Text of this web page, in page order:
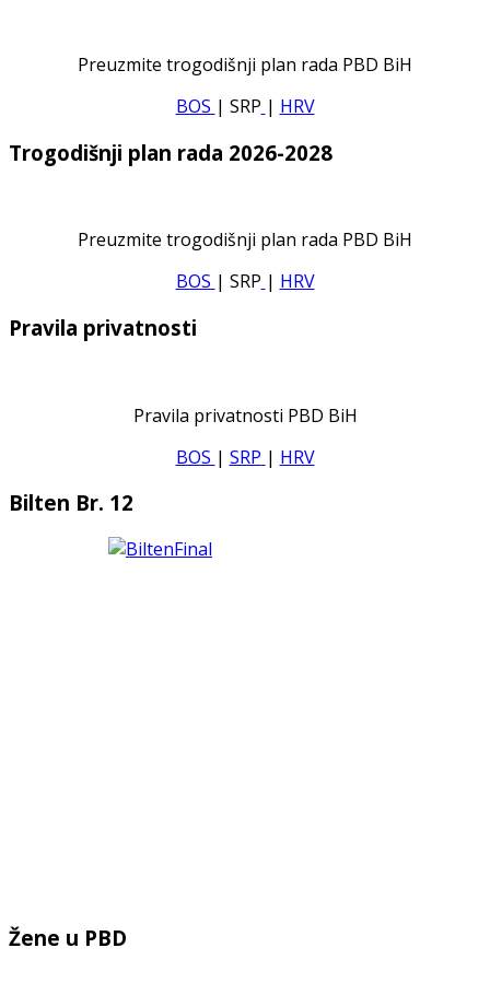
Preuzmite trogodišnji plan rada PBD BiH
BOS | SRP | HRV
Trogodišnji plan rada 2026-2028
Preuzmite trogodišnji plan rada PBD BiH
BOS | SRP | HRV
Pravila privatnosti
Pravila privatnosti PBD BiH
BOS | SRP | HRV
Bilten Br. 12
Žene u PBD